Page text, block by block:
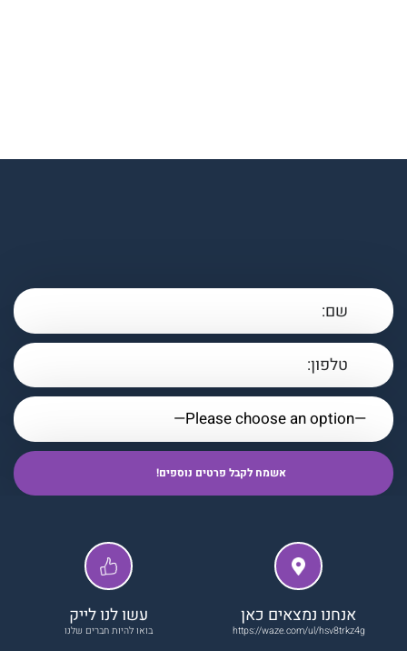
אנחנו נמצאים כאן
https://waze.com/ul/hsv8trkz4g
עשו לנו לייק
בואו להיות חברים שלנו